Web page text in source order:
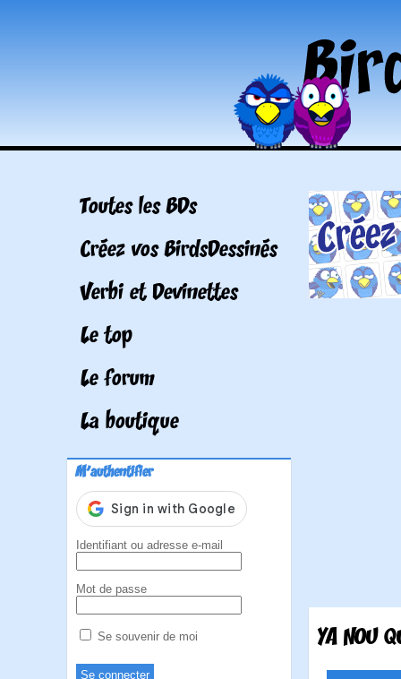
Toutes les BDs
Créez vos BirdsDessinés
Verbi et Devinettes
Le top
Le forum
La boutique
M'authentifier
Identifiant ou adresse e-mail
Mot de passe
Se souvenir de moi YA NOU